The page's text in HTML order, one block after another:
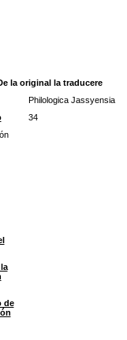
la original la traducere
Philologica Jassyensia
34
de